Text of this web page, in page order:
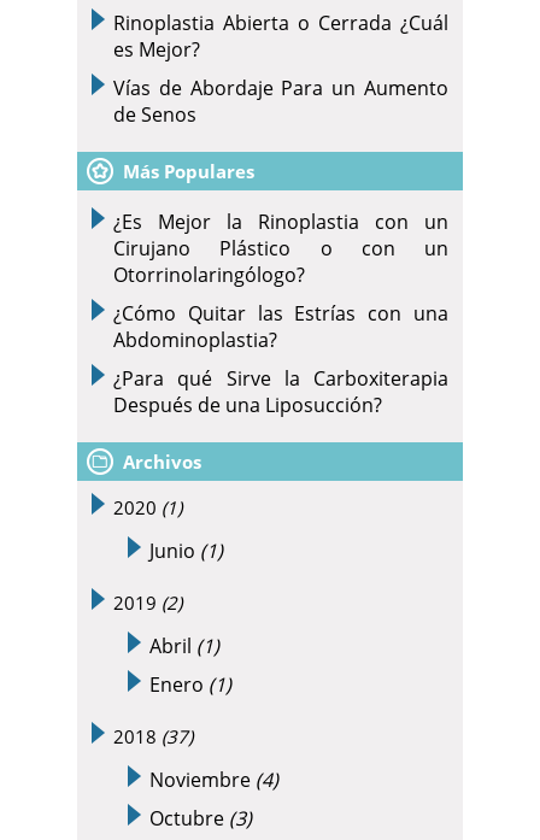
Rinoplastia Abierta o Cerrada ¿Cuál
es Mejor?
Vías de Abordaje Para un Aumento
de Senos
Más Populares
¿Es Mejor la Rinoplastia con un
Cirujano Plástico o con un
Otorrinolaringólogo?
¿Cómo Quitar las Estrías con una
Abdominoplastia?
¿Para qué Sirve la Carboxiterapia
Después de una Liposucción?
Archivos
2020 (1)
Junio (1)
2019 (2)
Abril (1)
Enero (1)
2018 (37)
Noviembre (4)
Octubre (3)